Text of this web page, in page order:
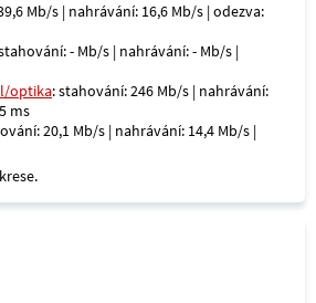
Mb/s | nahrávání: 16,6 Mb/s | odezva:
- Mb/s | nahrávání: - Mb/s |
optika: stahování: 246 Mb/s | nahrávání:
ms
20,1 Mb/s | nahrávání: 14,4 Mb/s |